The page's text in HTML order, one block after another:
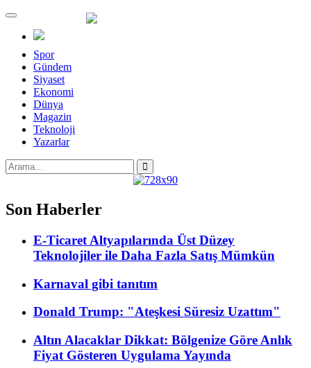
Menü
Spor
Gündem
Siyaset
Ekonomi
Dünya
Magazin
Teknoloji
Yazarlar
Son Haberler
E-Ticaret Altyapılarında Üst Düzey
Teknolojiler ile Daha Fazla Satış Mümkün
Karnaval gibi tanıtım
Donald Trump: "Ateşkesi Süresiz Uzattım"
Altın Alacaklar Dikkat: Bölgenize Göre Anlık
Fiyat Gösteren Uygulama Yayında